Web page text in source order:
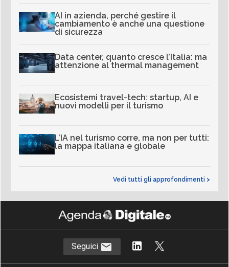
AI in azienda, perché gestire il
cambiamento è anche una questione
di sicurezza
Data center, quanto cresce l’Italia: ma
attenzione al thermal management
Ecosistemi travel-tech: startup, AI e
nuovi modelli per il turismo
L’IA nel turismo corre, ma non per tutti:
la mappa italiana e globale
Vedi tutti gli approfondimenti >
Seguici